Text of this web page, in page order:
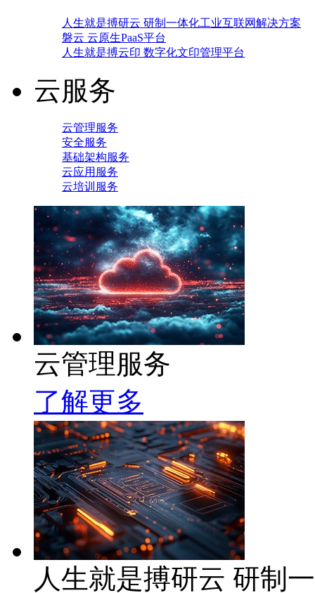
人生就是搏研云 研制一体化工业互联网解决方案
磐云 云原生PaaS平台
人生就是搏云印 数字化文印管理平台
云服务
云管理服务
安全服务
基础架构服务
云应用服务
云培训服务
云管理服务
了解更多
人生就是搏研云 研制